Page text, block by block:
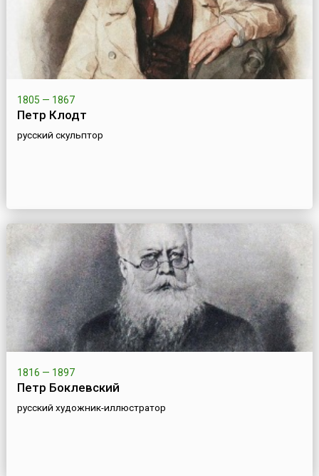
1805 — 1867
Петр Клодт
русский скульптор
1816 — 1897
Петр Боклевский
русский художник-иллюстратор